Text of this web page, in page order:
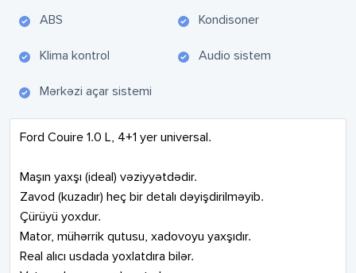
ABS Kondisoner
Klima kontrol Audio sistem
Mərkəzi açar sistemi
Ford Couire 1.0 L, 4+1 yer universal.
Maşın yaxşı (ideal) vəziyyətdədir.
Zavod (kuzadır) heç bir detalı dəyişdirilməyib.
Çürüyü yoxdur.
Mator, mühərrik qutusu, xadovoyu yaxşıdır.
Real alıcı usdada yoxlatdıra bilər.